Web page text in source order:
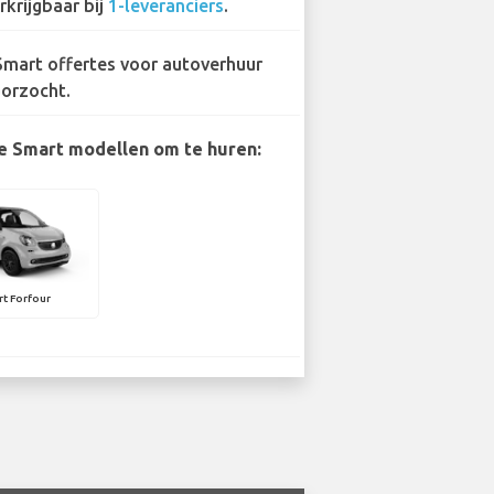
bij 1-leveranciers.
offertes voor autoverhuur
Smart modellen om te huren:
Forfour